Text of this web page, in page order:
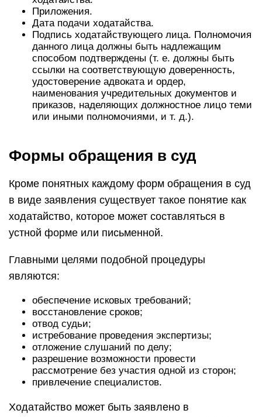
Приложения.
Дата подачи ходатайства.
Подпись ходатайствующего лица. Полномочия
данного лица должны быть надлежащим
способом подтверждены (т. е. должны быть
ссылки на соответствующую доверенность,
удостоверение адвоката и ордер,
наименования учредительных документов и
приказов, наделяющих должностное лицо теми
или иными полномочиями, и т. д.).
Формы обращения в суд
Кроме понятных каждому форм обращения в суд
в виде заявления существует такое понятие как
ходатайство, которое может составляться в
устной форме или письменной.
Главными целями подобной процедуры
являются:
обеспечение исковых требований;
восстановление сроков;
отвод судьи;
истребование проведения экспертизы;
отложение слушаний по делу;
разрешение возможности провести
рассмотрение без участия одной из сторон;
привлечение специалистов.
Ходатайство может быть заявлено в